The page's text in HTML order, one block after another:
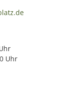
Uhr